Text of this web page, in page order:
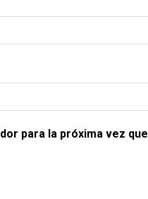
para la próxima vez que